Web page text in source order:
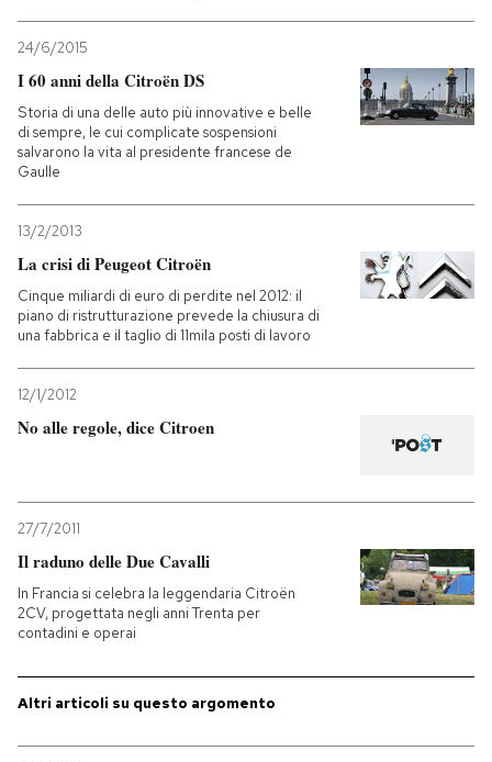
24/6/2015
I 60 anni della Citroën DS
Storia di una delle auto più innovative e belle
di sempre, le cui complicate sospensioni
salvarono la vita al presidente francese de
Gaulle
13/2/2013
La crisi di Peugeot Citroën
Cinque miliardi di euro di perdite nel 2012: il
piano di ristrutturazione prevede la chiusura di
una fabbrica e il taglio di 11mila posti di lavoro
12/1/2012
No alle regole, dice Citroen
27/7/2011
Il raduno delle Due Cavalli
In Francia si celebra la leggendaria Citroën
2CV, progettata negli anni Trenta per
contadini e operai
Altri articoli su questo argomento